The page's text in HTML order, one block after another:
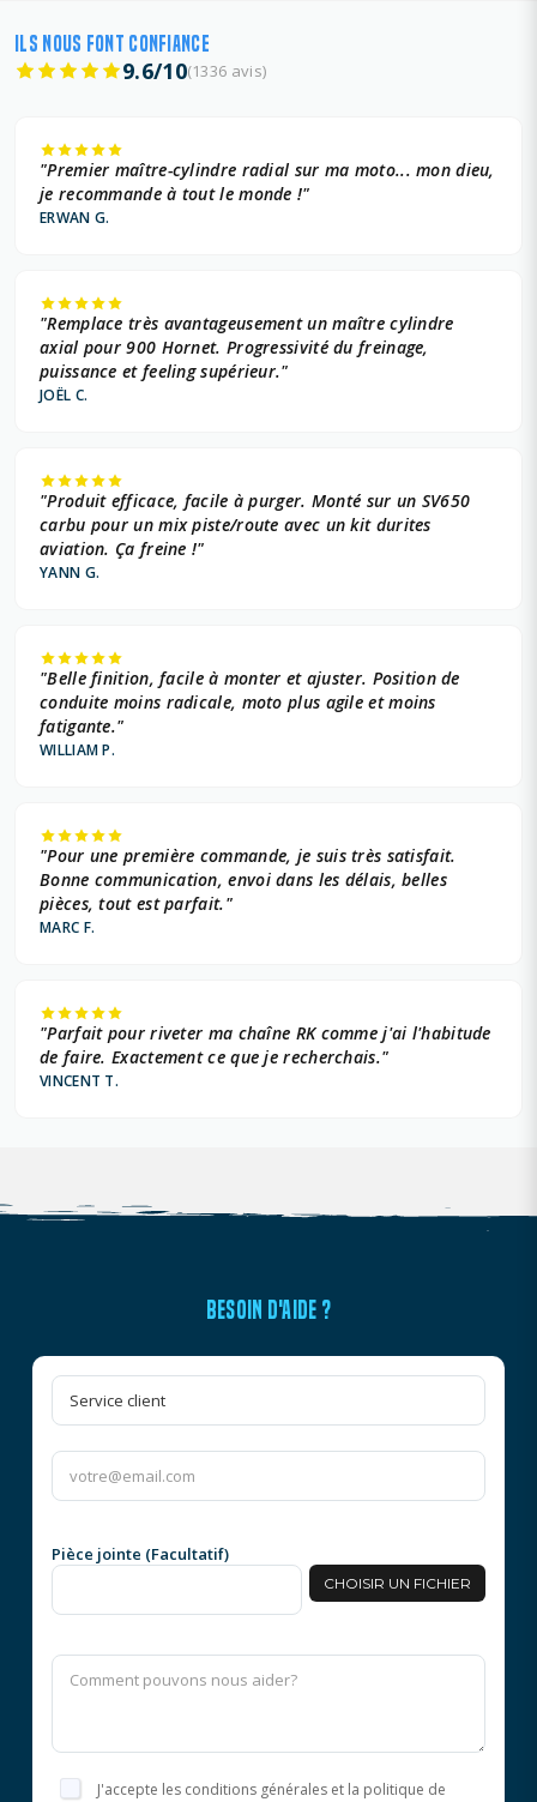
ILS NOUS FONT CONFIANCE
9.6/10(1336 avis)
"Premier maître-cylindre radial sur ma moto... mon dieu,
je recommande à tout le monde !"
ERWAN G.
"Remplace très avantageusement un maître cylindre
axial pour 900 Hornet. Progressivité du freinage,
puissance et feeling supérieur."
JOËL C.
"Produit efficace, facile à purger. Monté sur un SV650
carbu pour un mix piste/route avec un kit durites
aviation. Ça freine !"
YANN G.
"Belle finition, facile à monter et ajuster. Position de
conduite moins radicale, moto plus agile et moins
fatigante."
WILLIAM P.
"Pour une première commande, je suis très satisfait.
Bonne communication, envoi dans les délais, belles
pièces, tout est parfait."
MARC F.
"Parfait pour riveter ma chaîne RK comme j'ai l'habitude
de faire. Exactement ce que je recherchais."
VINCENT T.
BESOIN D'AIDE ?
Pièce jointe (Facultatif)
CHOISIR UN FICHIER
J'accepte les conditions générales et la politique de